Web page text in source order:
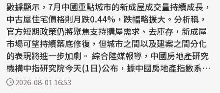
數據顯示，7月中國重點城市的新成屋成交量持續成長，
中古屋住宅價格則月跌0.44%，跌幅略擴大。分析稱，
官方短期政策仍將聚焦支持購屋需求、去庫存，新成屋
市場可望持續築底修復，但城市之間以及建案之間分化
的表現將進一步加劇。 綜合陸媒報導，中國房地產研究
機構中指研究院今天(1日)公布，據中國房地產指數系統
百城...
2026-08-01 16:53